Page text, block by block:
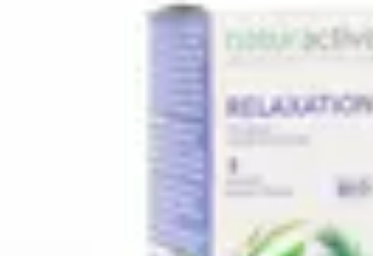
Relaxation Pour Tous
Techniques de Relaxation
Pratiques de relaxation
Relaxation Pour Tous